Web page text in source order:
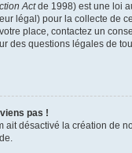
Actde 1998) est une loi
légal) pour la collecte de
place, contactez un
des questions légales de
pas !
ait désactivé la création